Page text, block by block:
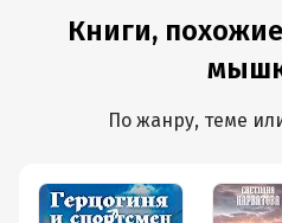
Книги,
По жанру, теме